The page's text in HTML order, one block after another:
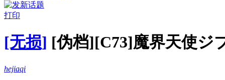
打印
[无损] [伪档][C73]魔界天使ジ
hejiaqi